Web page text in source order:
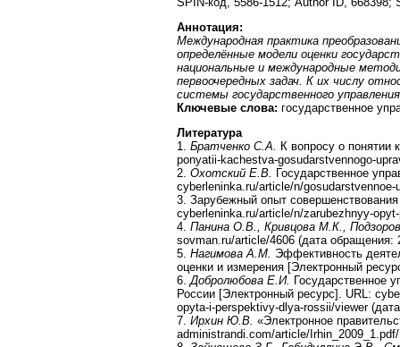
Аннотация:
Международная практика
определённые модели оценки
национальные и международные
первоочередных задач. К их числу
системы государственного
Ключевые слова: государственное
Литература
1. Братченко С.А. К вопросу о понятии
ponyatii-kachestva-gosudarstvennogo-
2. Охотский Е.В. Государственное
cyberleninka.ru/article/n/
3. Зарубежный опыт
cyberleninka.ru/article/n/zarubezhnyy-
4. Панина О.В., Кривцова М.К.,
sovman.ru/article/4606 (дата обращения:
5. Нагимова А.М. Эффективность
оценки и измерения [Электронный
6.Добролюбова Е.И. Государственное
России [Электронный ресурс]. URL:
opyta-i-perspektivy-dlya-rossii/viewer
7. Ирхин Ю.В. «Электронное
administrandi.com/article/